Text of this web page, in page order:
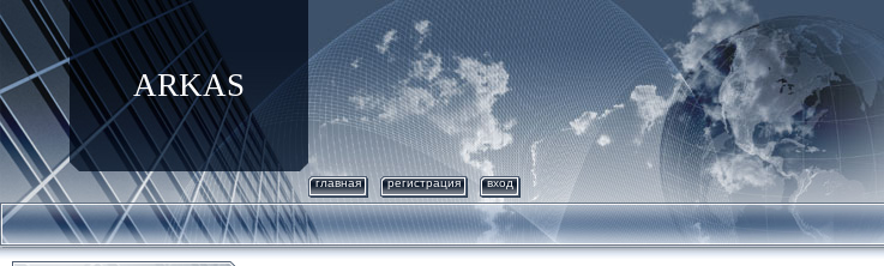
ARKAS
главная регистрация вход